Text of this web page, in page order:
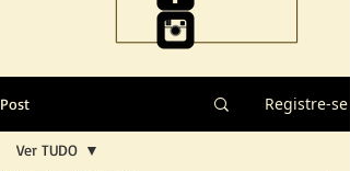
Post Registre-se
Ver TUDO